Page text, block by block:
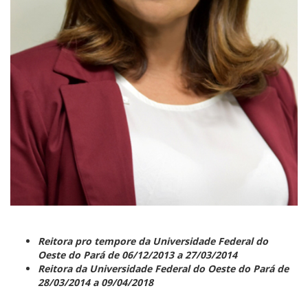
Reitora pro tempore da Universidade Federal do
Oeste do Pará de 06/12/2013 a 27/03/2014
Reitora da Universidade Federal do Oeste do Pará de
28/03/2014 a 09/04/2018